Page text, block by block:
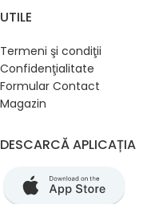
UTILE
Termeni şi condiţii
Confidenţialitate
Formular Contact
Magazin
DESCARCĂ APLICAȚIA